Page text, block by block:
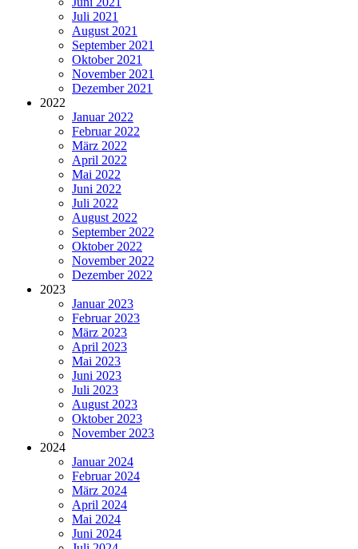
Juli 2021
August 2021
September 2021
Oktober 2021
November 2021
Dezember 2021
2022
Januar 2022
Februar 2022
März 2022
April 2022
Mai 2022
Juni 2022
Juli 2022
August 2022
September 2022
Oktober 2022
November 2022
Dezember 2022
2023
Januar 2023
Februar 2023
März 2023
April 2023
Mai 2023
Juni 2023
Juli 2023
August 2023
Oktober 2023
November 2023
2024
Januar 2024
Februar 2024
März 2024
April 2024
Mai 2024
Juni 2024